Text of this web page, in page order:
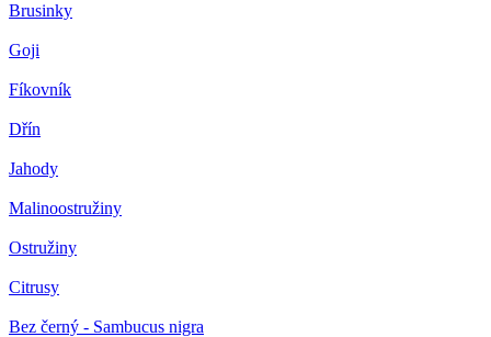
Brusinky
Goji
Fíkovník
Dřín
Jahody
Malinoostružiny
Ostružiny
Citrusy
Bez černý - Sambucus nigra